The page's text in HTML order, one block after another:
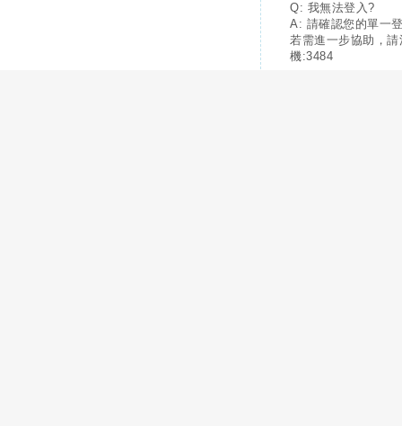
Q: 我無法登入?
A: 請確認您的單一
若需進一步協助，
機:3484